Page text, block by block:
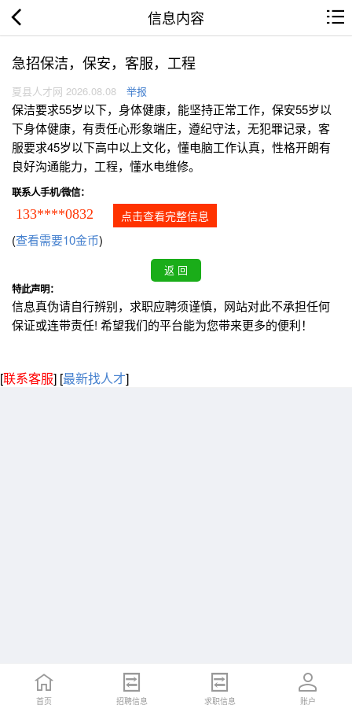
信息内容
急招保洁，保安，客服，工程
夏县人才网 2026.08.08 举报
保洁要求55岁以下，身体健康，能坚持正常工作，保安55岁以
下身体健康，有责任心形象端庄，遵纪守法，无犯罪记录，客
服要求45岁以下高中以上文化，懂电脑工作认真，性格开朗有
良好沟通能力，工程，懂水电维修。
联系人手机/微信：
133****0832 点击查看完整信息
(查看需要10金币)
特此声明：
信息真伪请自行辨别，求职应聘须谨慎，网站对此不承担任何
保证或连带责任! 希望我们的平台能为您带来更多的便利！
[联系客服] [最新找人才]
首页 招聘信息 求职信息 账户